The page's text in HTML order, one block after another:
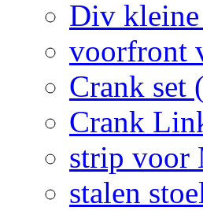
Div kleine
voorfront
Crank set
Crank
strip voor
stalen